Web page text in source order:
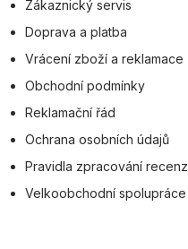
Zákaznický servis
Doprava a platba
Vrácení zboží a reklamace
Obchodní podmínky
Reklamační řád
Ochrana osobních údajů
Pravidla zpracování
Velkoobchodní spolupráce